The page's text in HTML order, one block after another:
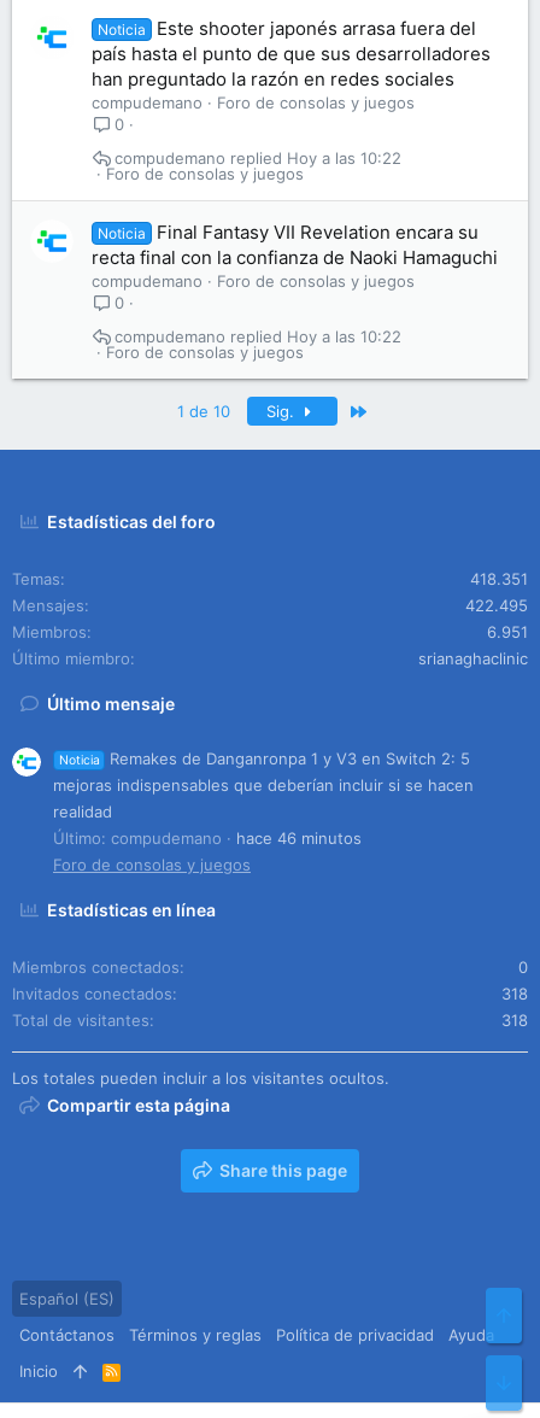
Noticia
Este shooter japonés arrasa fuera del
país hasta el punto de que sus desarrolladores
han preguntado la razón en redes sociales
compudemano
Foro de consolas y juegos
0
Foro de consolas y juegos
Hoy a las 10:22
compudemano
Noticia
Final Fantasy VII Revelation encara su
recta final con la confianza de Naoki Hamaguchi
compudemano
Foro de consolas y juegos
0
Foro de consolas y juegos
Hoy a las 10:22
compudemano
1 de 10 Sig.
Estadísticas del foro
Temas
418.351
Mensajes
422.495
Miembros
6.951
Último miembro
srianaghaclinic
Último mensaje
Noticia
Remakes de Danganronpa 1 y V3 en Switch 2: 5
mejoras indispensables que deberían incluir si se hacen
realidad
Último: compudemano
hace 46 minutos
Foro de consolas y juegos
Estadísticas en línea
Miembros conectados
0
Invitados conectados
318
Total de visitantes
318
Los totales pueden incluir a los visitantes ocultos.
Compartir esta página
Share this page
Español (ES)
Contáctanos
Términos y reglas Política de privacidad
Ayuda
Inicio
R
S
S